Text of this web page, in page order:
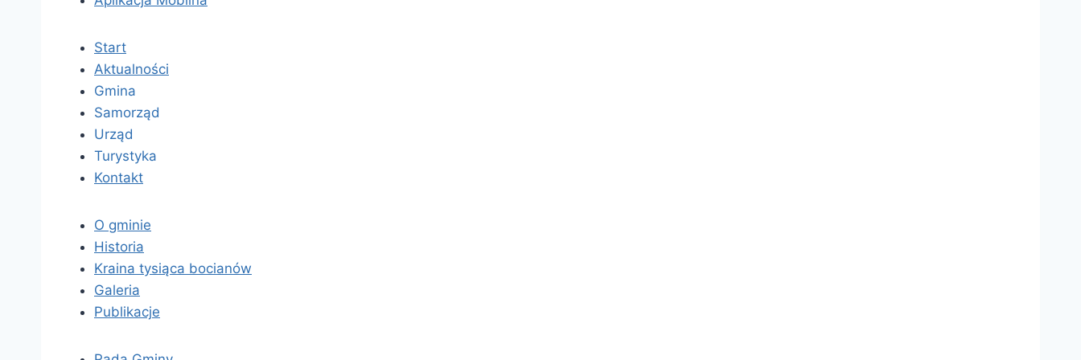
Start
Aktualności
Gmina
Samorząd
Urząd
Turystyka
Kontakt
O gminie
Historia
Kraina tysiąca bocianów
Galeria
Publikacje